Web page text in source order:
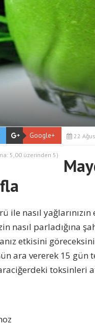
Google+ 22
5,00 üzerinden 5)
ile nasıl
nasıl parladığına
etkisini
ara vererek 15
toksinleri